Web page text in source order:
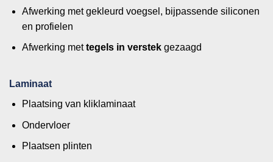
Afwerking met gekleurd voegsel, bijpassende siliconen
en profielen
Afwerking mettegels in verstekgezaagd
Laminaat
Plaatsing van kliklaminaat
Ondervloer
Plaatsen plinten